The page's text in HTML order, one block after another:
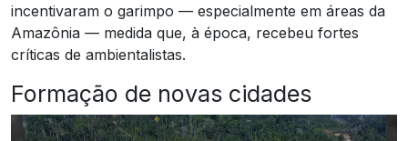
incentivaram o garimpo — especialmente em áreas da
Amazônia — medida que, à época, recebeu fortes
críticas de ambientalistas.
Formação de novas cidades